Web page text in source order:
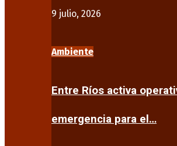
9 julio, 2026
Ambiente
Entre Ríos activa
emergencia para el…